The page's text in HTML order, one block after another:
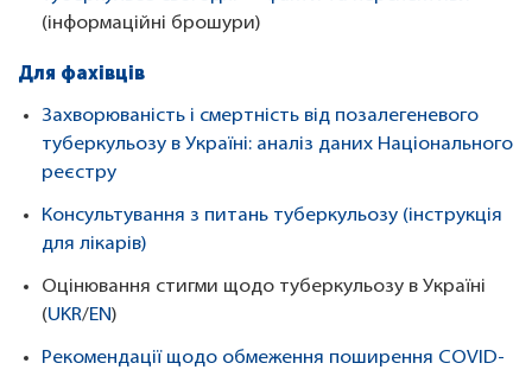
(інформаційні брошури)
Для фахівців
Захворюваність і смертність від позалегеневого
туберкульозу в Україні: аналіз даних Національного
реєстру
Консультування з питань туберкульозу (інструкція
для лікарів)
Оцінювання стигми щодо туберкульозу в Україні
(UKR/EN)
Рекомендації щодо обмеження поширення COVID-